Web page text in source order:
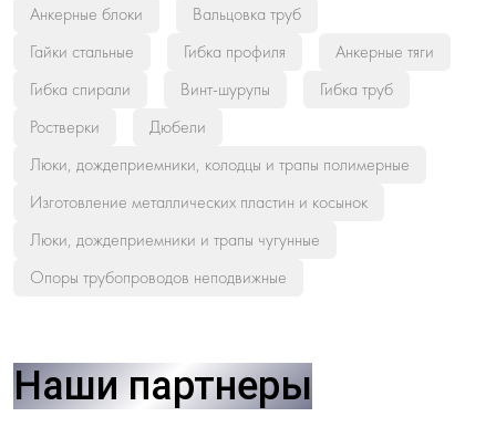
Анкерные блоки
Вальцовка труб
Гайки стальные
Гибка профиля
Анкерные тяги
Гибка спирали
Винт-шурупы
Гибка труб
Ростверки
Дюбели
Люки, дождеприемники, колодцы и трапы полимерные
Изготовление металлических пластин и косынок
Люки, дождеприемники и трапы чугунные
Опоры трубопроводов неподвижные
Наши партнеры